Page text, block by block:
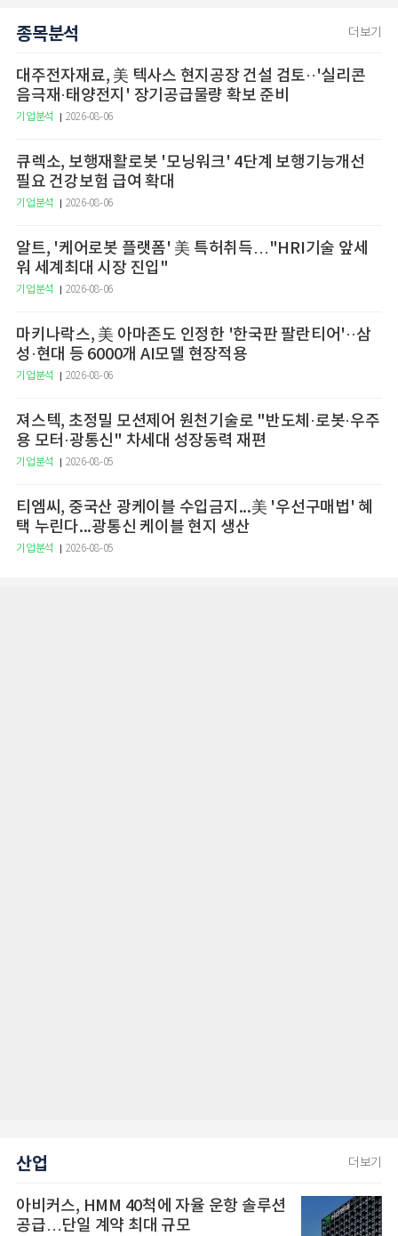
종목분석 더보기
대주전자재료, 美 텍사스 현지공장 건설 검토··'실리콘
음극재·태양전지' 장기공급물량 확보 준비
기업분석 2026-08-06
큐렉소, 보행재활로봇 '모닝워크' 4단계 보행기능개선
필요 건강보험 급여 확대
기업분석 2026-08-06
알트, '케어로봇 플랫폼' 美 특허취득…"HRI기술 앞세
워 세계최대 시장 진입"
기업분석 2026-08-06
마키나락스, 美 아마존도 인정한 '한국판 팔란티어'··삼
성·현대 등 6000개 AI모델 현장적용
기업분석 2026-08-06
져스텍, 초정밀 모션제어 원천기술로 "반도체·로봇·우주
용 모터·광통신" 차세대 성장동력 재편
기업분석 2026-08-05
티엠씨, 중국산 광케이블 수입금지...美 '우선구매법' 혜
택 누린다...광통신 케이블 현지 생산
기업분석 2026-08-05
산업 더보기
아비커스, HMM 40척에 자율 운항 솔루션
공급…단일 계약 최대 규모